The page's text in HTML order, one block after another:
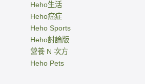
Heho生活
Heho癌症
Heho Sports
Heho討論版
營養 N 次方
Heho Pets